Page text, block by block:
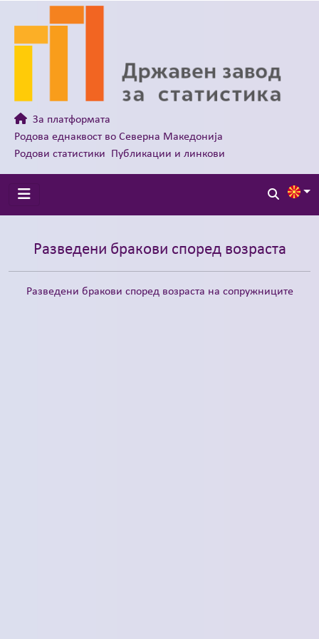
За платформата
Родова еднаквост во Северна Македонија
Родови статистики
Публикации и линкови
Разведени бракови според возраста
Разведени бракови според возраста на сопружниците